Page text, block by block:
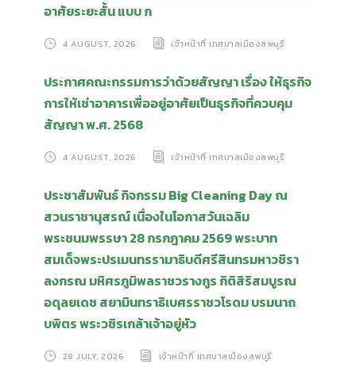
อาศัยระยะสั้น แบบ ก
4 AUGUST, 2026 เจ้าหน้าที่ เทศบาลเมืองลพบุรี
ประกาศคณะกรรมการว่าด้วยสัญญา เรื่อง ให้ธุรกิจ
การให้เช่าอาคารเพื่ออยู่อาศัยเป็นธุรกิจที่ควบคุม
สัญญา พ.ศ. 2568
4 AUGUST, 2026 เจ้าหน้าที่ เทศบาลเมืองลพบุรี
ประชาสัมพันธ์ กิจกรรม Big Cleaning Day ณ
สวนราชานุสรณ์ เนื่องในโอกาสวันเฉลิม
พระชนมพรรษา 28 กรกฎาคม 2569 พระบาท
สมเด็จพระปรเมนทรรามาธิบดีศรีสินทรมหาวชิรา
ลงกรณ มหิศรภูมิพลราชวรางกูร กิติสิริสมบูรณ
อดุลยเดช สยามินทราธิเบศรราชวโรดม บรมนาถ
บพิตร พระวชิรเกล้าเจ้าอยู่หัว
28 JULY, 2026 เจ้าหน้าที่ เทศบาลเมืองลพบุรี